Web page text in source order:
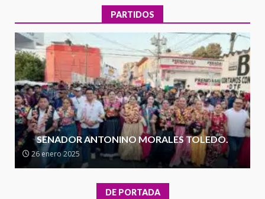
30 julio 2026
4
presencia institucional en San
Juan Mazatlán
20 julio 2026
5
Sanciona Municipio de Oaxaca
de Juárez caso de maltrato
animal tras denuncia ciudadana
16 julio 2026
Detienen a Ernesto Ruffo en Baja
California; FGR lo investiga por
presuntos delitos de
PARTIDOS
SENADOR ANTONINO MORALES TOLEDO.
26 enero 2025
DE PORTADA